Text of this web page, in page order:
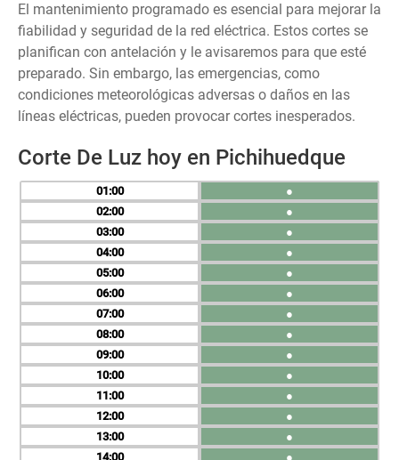
El mantenimiento programado es esencial para mejorar la
fiabilidad y seguridad de la red eléctrica. Estos cortes se
planifican con antelación y le avisaremos para que esté
preparado. Sin embargo, las emergencias, como
condiciones meteorológicas adversas o daños en las
líneas eléctricas, pueden provocar cortes inesperados.
Corte De Luz hoy en Pichihuedque
01
02
03
04
05
06
07
08
09
10
11
12
13
14
●
●
●
●
●
●
●
●
●
●
●
●
●
●